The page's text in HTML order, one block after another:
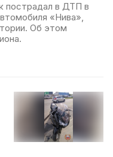
пострадал в ДТП в
«Нива»,
Об этом